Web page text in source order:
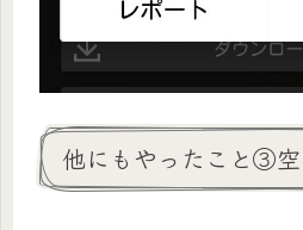
他にもやったこと③